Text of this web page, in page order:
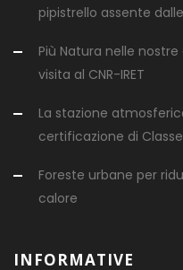
pipistrello assente
Più Natura nelle
visita al CNR-IRET
La stazione
certificazione di
Foreste urbane per
calore
INFORMATIVE